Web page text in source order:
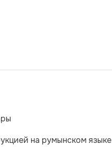
на румынском языке